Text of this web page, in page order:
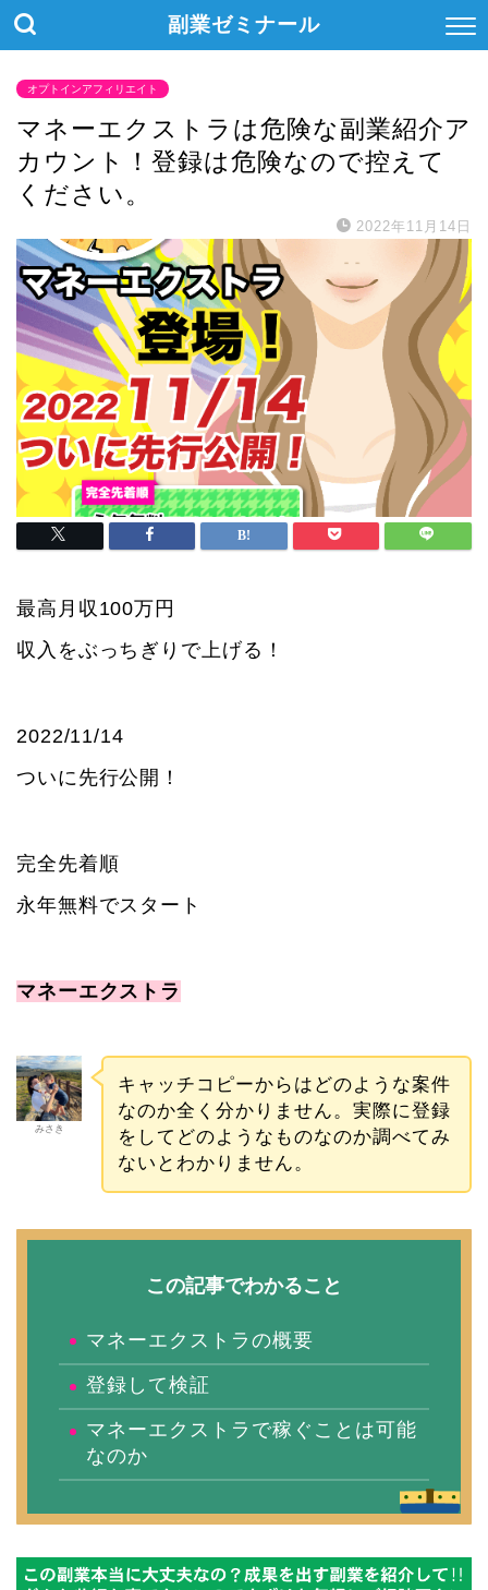
副業ゼミナール
オプトインアフィリエイト
マネーエクストラは危険な副業紹介ア
カウント！登録は危険なので控えて
ください。
2022年11月14日
最高月収100万円
収入をぶっちぎりで上げる！
2022/11/14
ついに先行公開！
完全先着順
永年無料でスタート
マネーエクストラ
みさき
キャッチコピーからはどのような案件
なのか全く分かりません。実際に登録
をしてどのようなものなのか調べてみ
ないとわかりません。
この記事でわかること
マネーエクストラの概要
登録して検証
マネーエクストラで稼ぐことは可能
なのか